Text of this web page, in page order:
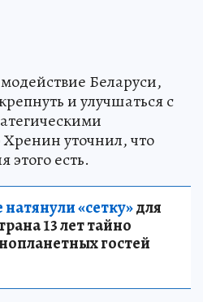
Беларуси,
и улучшаться с
уточнил, что
этого есть.
«сетку»для
13 лет тайно
гостей